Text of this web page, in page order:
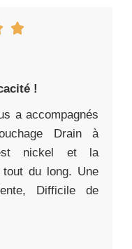
!
a accompagnés
Drain à
nickel et la
du long. Une
Difficile de